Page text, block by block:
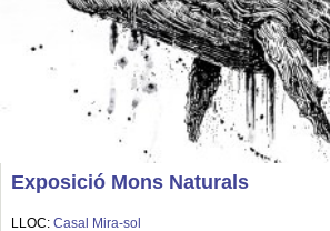
Exposició Mons Naturals
LLOC: Casal Mira-sol